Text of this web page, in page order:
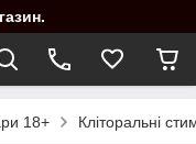
18+ Кліторальні